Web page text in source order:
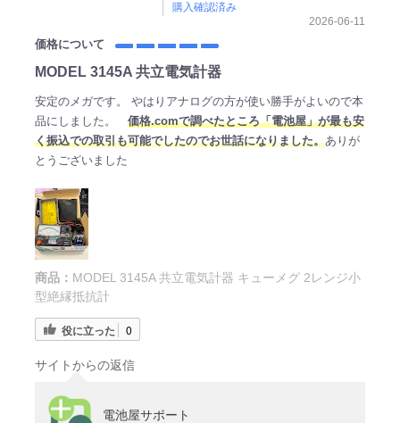
購入確認済み
2026-06-11
価格について
MODEL 3145A 共立電気計器
安定のメガです。 やはりアナログの方が使い勝手がよいので本
品にしました。 価格.comで調べたところ「電池屋」が最も安
く振込での取引も可能でしたのでお世話になりました。ありが
とうございました
商品： MODEL 3145A 共立電気計器 キューメグ 2レンジ小
型絶縁抵抗計
役に立った 0
サイトからの返信
電池屋サポート